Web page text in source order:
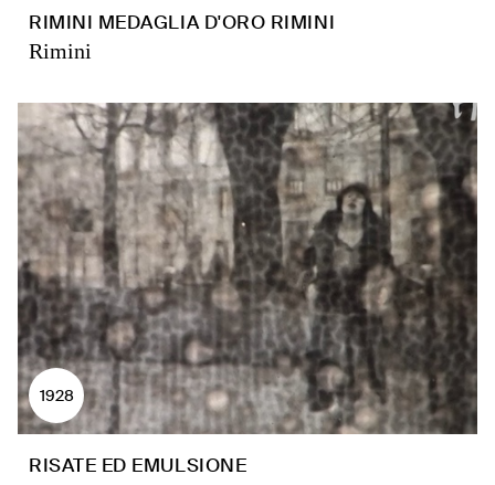
RIMINI MEDAGLIA D'ORO RIMINI
Rimini
1928
RISATE ED EMULSIONE